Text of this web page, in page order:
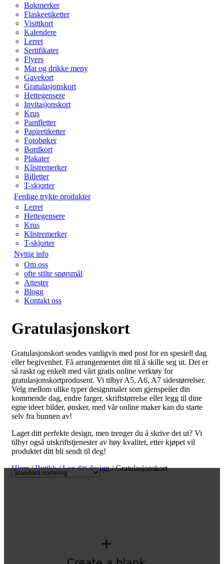
Bokmerker
Flaskeetiketter
Visittkort
Kalendere
Lerret
Sertifikater
Flyers
Mat og drikke meny
Gavekort
Gratulasjonskort
Hettegensere
Invitasjonskort
Krus
Pamfletter
Papiretiketter
Fotobøker
Bordkort
Plakater
Klistremerker
Billetter
T-skjorter
Ferdige trykte produkter
Lerret
Hettegensere
Krus
Klistremerker
T-skjorter
Nyttig info
Om oss
ofte stilte spørsmål
Attester
Blogg
Kontakt oss
Gratulasjonskort
Gratulasjonskort sendes vanligvis med post for en spesiell dag
eller begivenhet. Få arrangementet ditt til å skille seg ut. Det er
så raskt og enkelt med vårt gratis online verktøy for
gratulasjonskortprodusent. Vi tilbyr A5, A6, A7 sidestørrelser.
Velg mellom ulike typer designmaler som gjenspeiler din
kommende dag, endre farger, skriftstørrelse eller legg til dine
egne ideer bilder, ønsker, med vår online maker kan du starte
selv fra bunnen av!
Laget ditt perfekte design, men trenger du å skrive det ut? Vi
tilbyr også utskriftstjenester av høy kvalitet, etter kjøpet vil
produktet ditt bli sendt til deg!
Hjem/Butikk/Lag ditt design/ Gratulasjonskort